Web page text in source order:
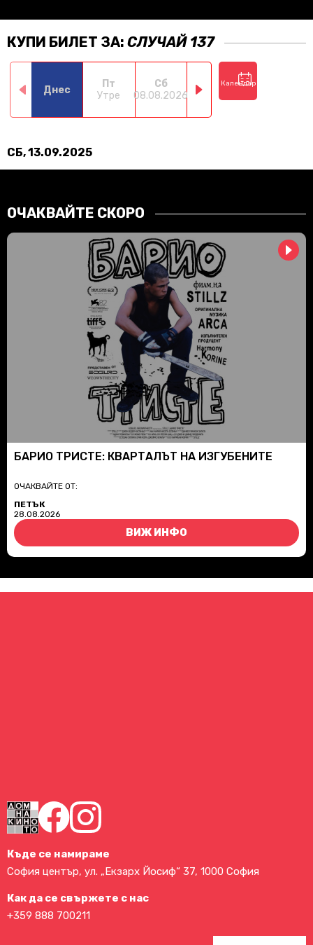
КУПИ БИЛЕТ ЗА: СЛУЧАЙ 137
Днес
Пт
Утре
Сб
08.08.202609.08.2026
10.08.2026
Календар
СБ, 13.09.2025
ОЧАКВАЙТЕ СКОРО
БАРИО ТРИСТЕ: КВАРТАЛЪТ НА ИЗГУБЕНИТЕ
ОЧАКВАЙТЕ ОТ:
ПЕТЪК
28.08.2026
ВИЖ ИНФО
Къде се намираме
София център, ул. „Екзарх Йосиф“ 37, 1000 София
Как да се свържете с нас
+359 888 700211